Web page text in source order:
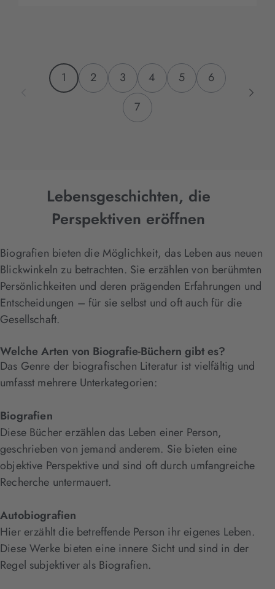
1 2 3 4 5
6
7
Lebensgeschichten, die
Perspektiven eröffnen
Biografien bieten die Möglichkeit, das Leben aus neuen
Blickwinkeln zu betrachten. Sie erzählen von berühmten
Persönlichkeiten und deren prägenden Erfahrungen und
Entscheidungen – für sie selbst und oft auch für die
Gesellschaft.
Welche Arten von Biografie-Büchern gibt es?
Das Genre der biografischen Literatur ist vielfältig und
umfasst mehrere Unterkategorien:
Biografien
Diese Bücher erzählen das Leben einer Person,
geschrieben von jemand anderem. Sie bieten eine
objektive Perspektive und sind oft durch umfangreiche
Recherche untermauert.
Autobiografien
Hier erzählt die betreffende Person ihr eigenes Leben.
Diese Werke bieten eine innere Sicht und sind in der
Regel subjektiver als Biografien.